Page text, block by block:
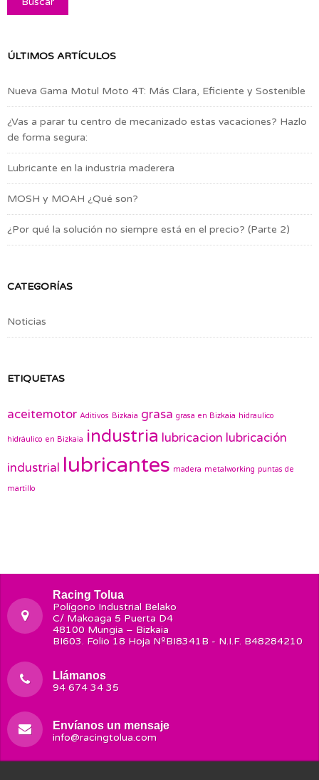
ÚLTIMOS ARTÍCULOS
Nueva Gama Motul Moto 4T: Más Clara, Eficiente y Sostenible
¿Vas a parar tu centro de mecanizado estas vacaciones? Hazlo
de forma segura:
Lubricante en la industria maderera
MOSH y MOAH ¿Qué son?
¿Por qué la solución no siempre está en el precio? (Parte 2)
CATEGORÍAS
Noticias
ETIQUETAS
aceitemotor Aditivos Bizkaia grasa grasa en Bizkaia hidraulico
hidráulico en Bizkaia industria lubricacion lubricación
industrial lubricantes madera metalworking puntas de
martillo
Racing Tolua
Polígono Industrial Belako
C/ Makoaga 5 Puerta D4
48100 Mungia – Bizkaia
BI603. Folio 18 Hoja NºBI8341B - N.I.F. B48284210
Llámanos
94 674 34 35
Envíanos un mensaje
info@racingtolua.com